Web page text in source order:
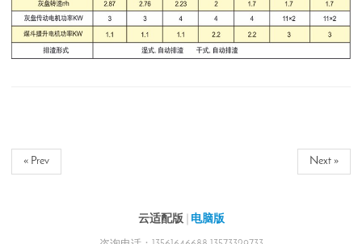
« Prev Next »
云适配版 电脑版